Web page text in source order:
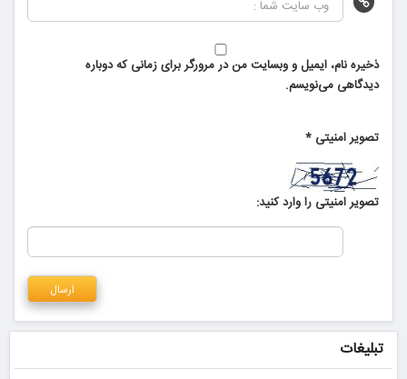
ذخیره نام، ایمیل و وبسایت من در مرورگر برای زمانی که دوباره
دیدگاهی می‌نویسم.
تصویر امنیتی *
تصویر امنیتی را وارد کنید:
تبلیغات